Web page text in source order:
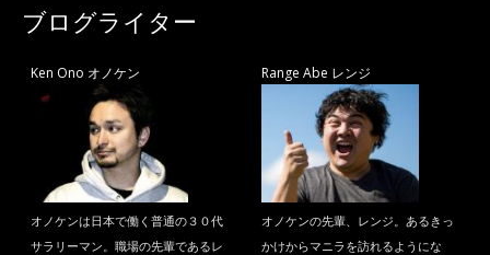
ブログライター
Ken Ono オノケン
オノケンは日本で働く普通の３０代
サラリーマン。職場の先輩であるレ
Range Abe レンジ
オノケンの先輩、レンジ。あるきっ
かけからマニラを訪れるようにな